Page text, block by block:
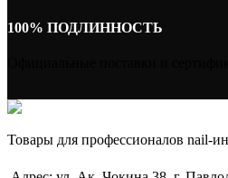
100% ПОДЛИННОСТЬ
Товары для профессионалов nail-